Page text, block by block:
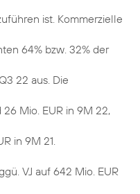
ist. Kommerzielle
64% bzw. 32% der
22 aus. Die
Mio. EUR in 9M 22,
in 9M 21.
VJ auf 642 Mio. EUR